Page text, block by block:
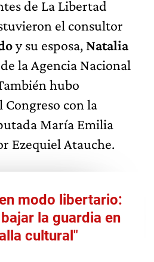
de La Libertad
el consultor
y su esposa, Natalia
la Agencia Nacional
hubo
con la
María Emilia
Ezequiel Atauche.
modo libertario:
la guardia en
cultural"